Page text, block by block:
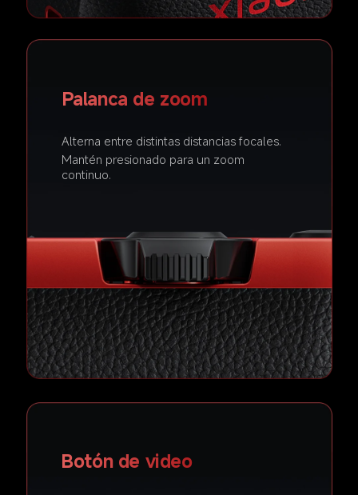
Palanca de zoom
Alterna entre distintas distancias focales.
Mantén presionado para un zoom
continuo.
Botón de video